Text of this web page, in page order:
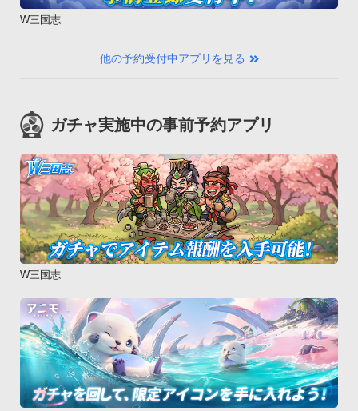
W三国志
他の予約受付中アプリを見る
ガチャ実施中の事前予約アプリ
W三国志